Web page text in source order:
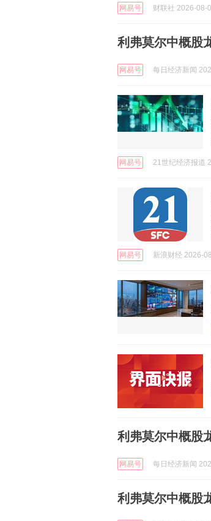
网易号 财联社 2026-08-
利弗莫尔中概股
网易号 每日经济新闻
网易号 21世纪经济报道
网易号 新浪财经 2026-
利弗莫尔中概股
网易号 每日经济新闻
利弗莫尔中概股